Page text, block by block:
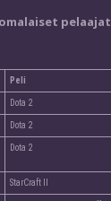
pelaajat
Peli
Dota 2
Dota 2
Dota 2
StarCraft II